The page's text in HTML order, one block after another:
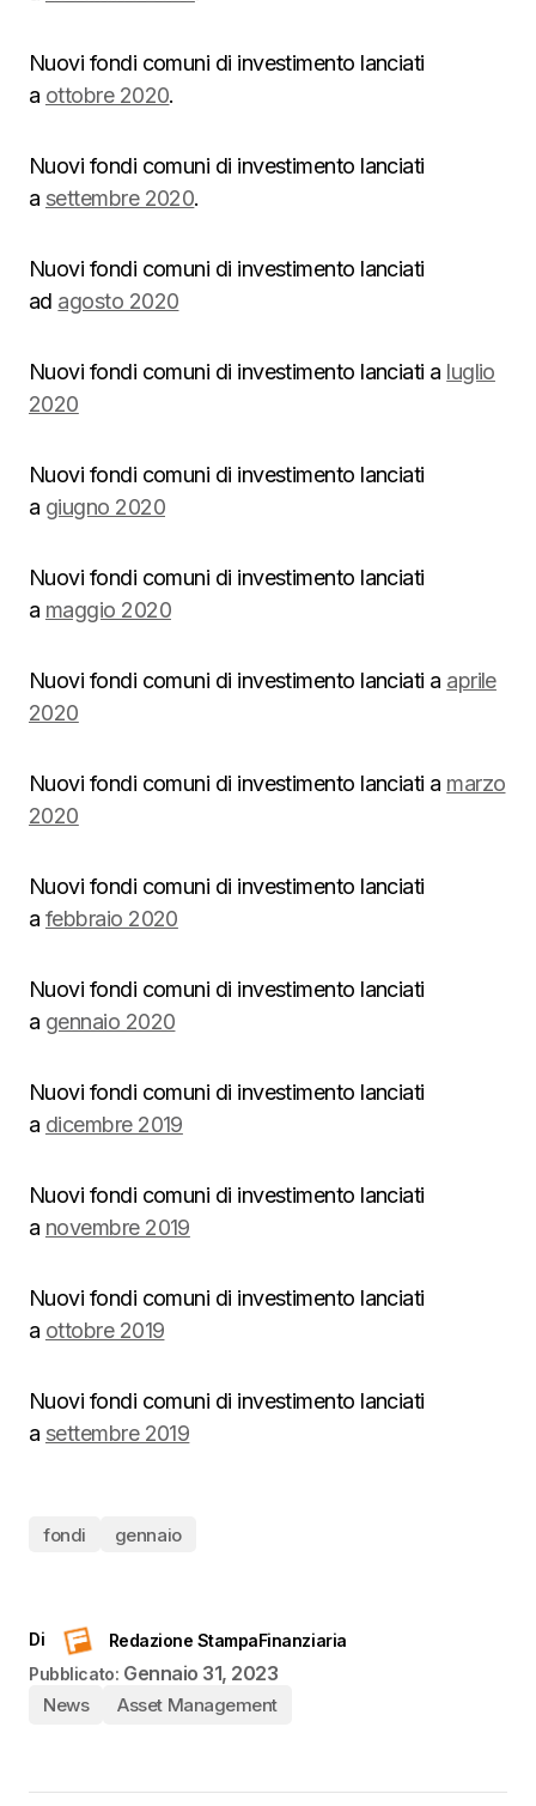
Nuovi fondi comuni di investimento lanciati
a ottobre 2020.
Nuovi fondi comuni di investimento lanciati
a settembre 2020.
Nuovi fondi comuni di investimento lanciati
ad agosto 2020
Nuovi fondi comuni di investimento lanciati a luglio
2020
Nuovi fondi comuni di investimento lanciati
a giugno 2020
Nuovi fondi comuni di investimento lanciati
a maggio 2020
Nuovi fondi comuni di investimento lanciati a aprile
2020
Nuovi fondi comuni di investimento lanciati a marzo
2020
Nuovi fondi comuni di investimento lanciati
a febbraio 2020
Nuovi fondi comuni di investimento lanciati
a gennaio 2020
Nuovi fondi comuni di investimento lanciati
a dicembre 2019
Nuovi fondi comuni di investimento lanciati
a novembre 2019
Nuovi fondi comuni di investimento lanciati
a ottobre 2019
Nuovi fondi comuni di investimento lanciati
a settembre 2019
fondi gennaio
Di
Redazione StampaFinanziaria
Pubblicato: Gennaio 31, 2023
News Asset Management